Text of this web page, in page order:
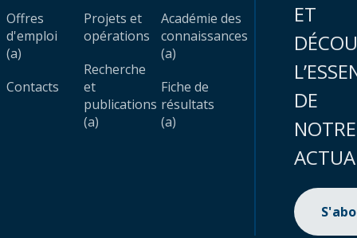
Offres
d'emploi
(a)
Contacts
Projets et
opérations
Recherche
et
publications
(a)
Académie des
connaissances
(a)
Fiche de
résultats
(a)
ET
DE
NOTRE